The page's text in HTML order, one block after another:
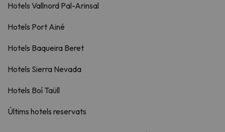
Hotels Vallnord Pal-Arinsal
Hotels Port Ainé
Hotels Baqueira Beret
Hotels Sierra Nevada
Hotels Boí Taüll
Últims hotels reservats